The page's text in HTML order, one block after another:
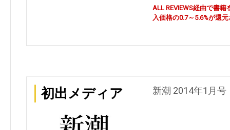
ALL REVIEWS経由で書
入価格の0.7～5.6%が還
初出メディア 新潮 2014年1月号